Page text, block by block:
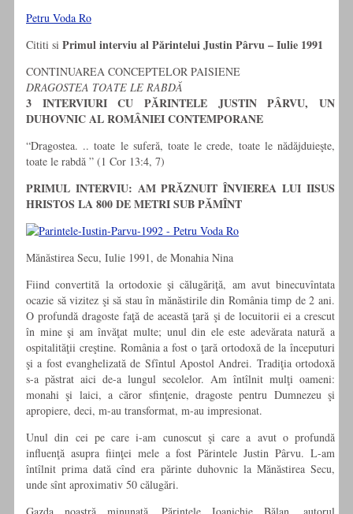
Petru Voda Ro
Cititi si Primul interviu al Părintelui Justin Pârvu – Iulie 1991
CONTINUAREA CONCEPTELOR PAISIENE
DRAGOSTEA TOATE LE RABDĂ
3 INTERVIURI CU PĂRINTELE JUSTIN PÂRVU, UN
DUHOVNIC AL ROMÂNIEI CONTEMPORANE
“Dragostea. .. toate le suferă, toate le crede, toate le nădăjduieşte,
toate le rabdă ” (1 Cor 13:4, 7)
PRIMUL INTERVIU: AM PRĂZNUIT ÎNVIEREA LUI IISUS
HRISTOS LA 800 DE METRI SUB PĂMÎNT
Mănăstirea Secu, Iulie 1991, de Monahia Nina
Fiind convertită la ortodoxie şi călugăriţă, am avut binecuvîntata
ocazie să vizitez şi să stau în mănăstirile din România timp de 2 ani.
O profundă dragoste faţă de această ţară şi de locuitorii ei a crescut
în mine şi am învăţat multe; unul din ele este adevărata natură a
ospitalităţii creştine. România a fost o ţară ortodoxă de la începuturi
şi a fost evanghelizată de Sfîntul Apostol Andrei. Tradiţia ortodoxă
s-a păstrat aici de-a lungul secolelor. Am întîlnit mulţi oameni:
monahi şi laici, a căror sfinţenie, dragoste pentru Dumnezeu şi
apropiere, deci, m-au transformat, m-au impresionat.
Unul din cei pe care i-am cunoscut şi care a avut o profundă
influenţă asupra fiinţei mele a fost Părintele Justin Pârvu. L-am
întîlnit prima dată cînd era părinte duhovnic la Mănăstirea Secu,
unde sînt aproximativ 50 călugări.